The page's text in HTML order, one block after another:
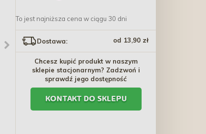
APPLAWS Cat soczysty
filet z tuńczyka z krabem
w miseczce dla kota 60g
7,10 zł
NATURAL Żwirek
To jest najniższa cena w ciągu 30 dni
Dostawa: od 13,90 zł
Chcesz kupić produkt w naszym
sklepie stacjonarnym? Zadzwoń i
sprawdź jego dostępność
KONTAKT DO SKLEPU